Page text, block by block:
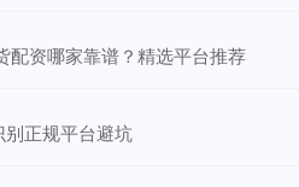
配资哪家靠谱？精选平台推荐
正规平台避坑